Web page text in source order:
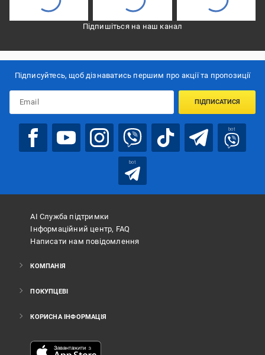
Підпишіться на наш канал
Підписуйтесь, щоб дізнаватись першим про акції та пропозиції
ПІДПИСАТИСЯ
bot
bot
АІ Служба підтримки
Інформаційний центр, FAQ
Написати нам повідомлення
КОМПАНІЯ
ПОКУПЦЕВІ
КОРИСНА ІНФОРМАЦІЯ